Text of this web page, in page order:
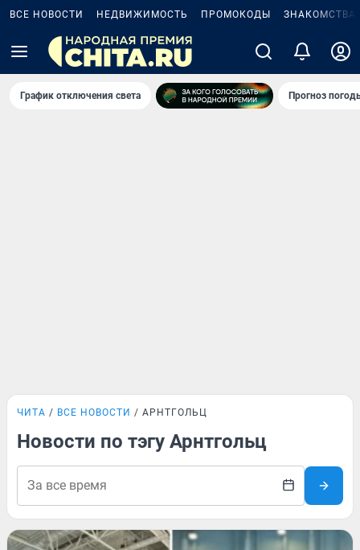
ВСЕ НОВОСТИ НЕДВИЖИМОСТЬ ПРОМОКОДЫ ЗНАКОМСТВА
График отключения света Прогноз
ЧИТА ВСЕ НОВОСТИ АРНТГОЛЬЦ
Новости по тэгу Арнтгольц